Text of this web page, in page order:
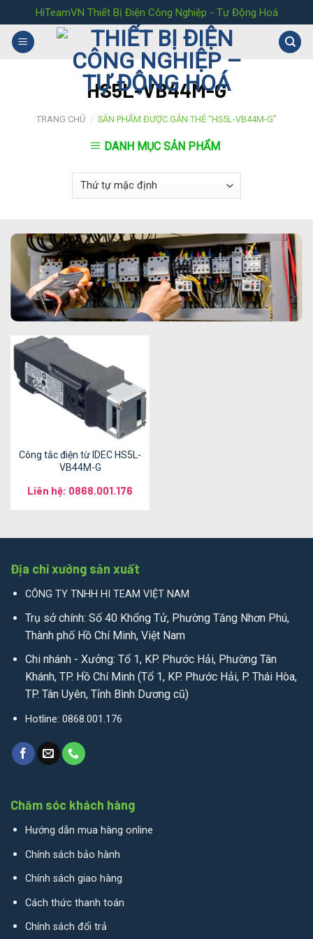
to
content
HiTeamVN Thiết Bị Điện Công Nghiệp - Tự Động Hoá
HS5L-VB44M-G
TRANG CHỦ / SẢN PHẨM ĐƯỢC GẮN THẺ “HS5L-VB44M-G”
DANH MỤC SẢN PHẨM
Công tắc điện từ IDEC HS5L-
VB44M-G
Liên hệ: 0868.001.176
Địa chỉ xưởng sản xuất
CÔNG TY TNHH HI TEAM VIỆT NAM
Trụ sở chính: Số 40 Khổng Tử, Phường Tăng Nhơn Phú,
Thành phố Hồ Chí Minh, Việt Nam
Chi nhánh - Xưởng: Tổ 1, KP. Phước Hải, Phường Tân
Khánh, TP. Hồ Chí Minh (Tổ 1, KP. Phước Hải, P. Thái Hòa,
TP. Tân Uyên, Tỉnh Bình Dương cũ)
Hotline: 0868.001.176
Chăm sóc khách hàng
Hướng dẫn mua hàng online
Chính sách bảo hành
Chính sách giao hàng
Cách thức thanh toán
Chính sách đổi trả